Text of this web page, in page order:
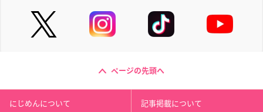
ページの先頭へ
にじめんについて 記事掲載について